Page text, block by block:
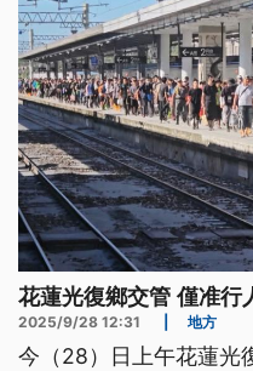
花蓮光復鄉交管 僅准行
2025/9/28 12:31 地方
今（28）日上午花蓮光